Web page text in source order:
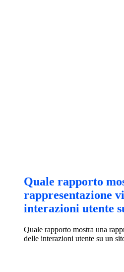
Quale rapporto
rappresentazione
interazioni utente
Quale rapporto mostra una
delle interazioni utente su un